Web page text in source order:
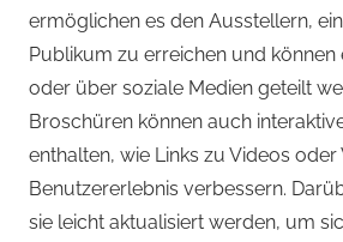
ermöglichen es den Ausstellern,
Publikum zu erreichen und können
oder über soziale Medien geteilt
Broschüren können auch
enthalten, wie Links zu Videos oder
Benutzererlebnis verbessern.
sie leicht aktualisiert werden, um